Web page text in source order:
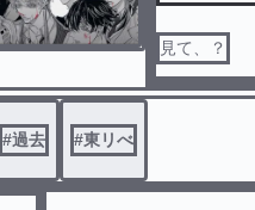
見て、？
#過去 #東リべ